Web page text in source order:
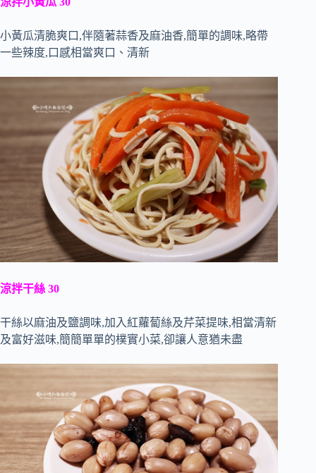
小黃瓜清脆爽口,伴隨著蒜香及麻油香,簡單的調味,略帶
一些辣度,口感相當爽口、清新
涼拌干絲 30
干絲以麻油及鹽調味,加入紅蘿蔔絲及芹菜提味,相當清新
及富好滋味,簡簡單單的樸實小菜,卻讓人意猶未盡